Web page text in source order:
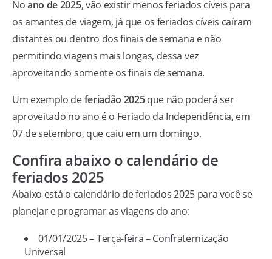
Noano de 2025, vão existir menos feriados cíveis para
os amantes de viagem, já que os feriados cíveis caíram
distantes ou dentro dos finais de semana e não
permitindo viagens mais longas, dessa vez
aproveitando somente os finais de semana.
Um exemplo deferiadão 2025que não poderá ser
aproveitado no ano é o Feriado da Independência, em
07 de setembro, que caiu em um domingo.
Confira abaixo o calendário de
feriados 2025
Abaixo está o calendário de feriados 2025 para você se
planejar e programar as viagens do ano:
01/01/2025 – Terça-feira – Confraternização
Universal